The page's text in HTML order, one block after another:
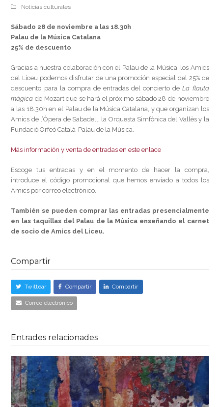
Notícias culturales
Sábado 28 de noviembre a las 18.30h
Palau de la Música Catalana
25% de descuento
Gracias a nuestra colaboración con el Palau de la Música, los Amics
del Liceu podemos disfrutar de una promoción especial del 25% de
descuento para la compra de entradas del concierto deLa flauta
mágica de Mozart que se hará el próximo sábado 28 de noviembre
a las 18.30h en el Palau de la Música Catalana, y que organizan los
Amics de l’Òpera de Sabadell, la Orquesta Simfònica del Vallès y la
Fundació Orfeó Català-Palau de la Música.
Más información y venta de entradas en este enlace
Escoge tus entradas y en el momento de hacer la compra,
introduce el código promocional que hemos enviado a todos los
Amics por correo electrónico.
También se pueden comprar las entradas presencialmente
en las taquillas del Palau de la Música enseñando el carnet
de socio de Amics del Liceu.
Compartir
Twittear Compartir Compartir
Correo electrónico
Entrades relacionades